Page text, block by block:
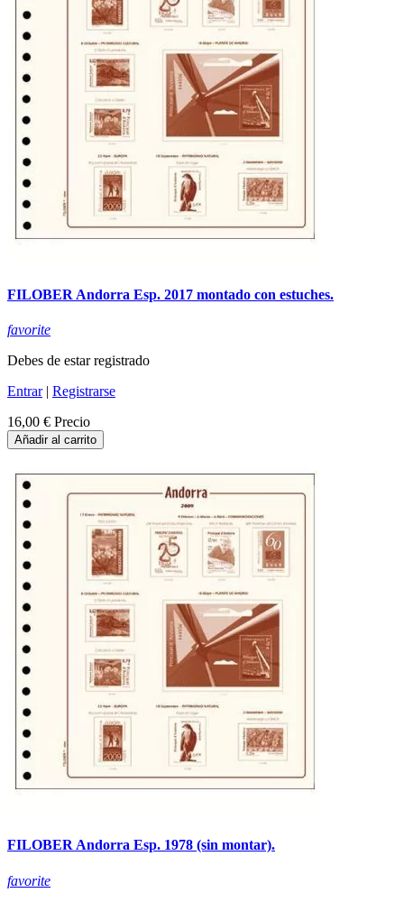
FILOBER Andorra Esp. 2017 montado con estuches.
favorite
Debes de estar registrado
Entrar| Registrarse
16,00 € Precio
Añadir al carrito
FILOBER Andorra Esp. 1978 (sin montar).
favorite